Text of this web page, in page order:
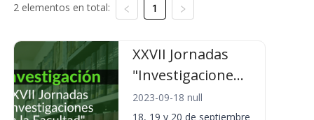
2 elementos en total: 1
XXVII Jornadas
"Investigacione...
2023-09-18 null
18, 19 y 20 de septiembre